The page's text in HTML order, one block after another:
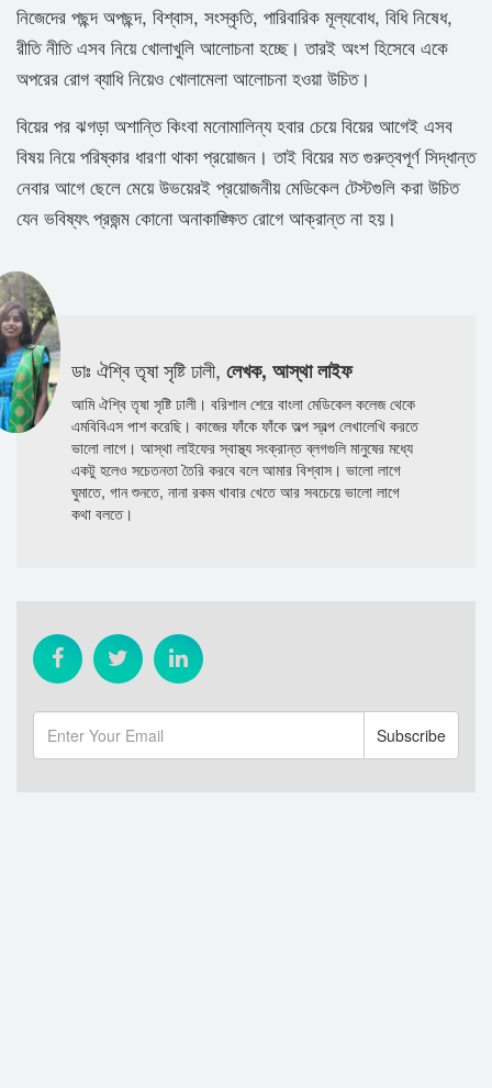
নিজেদের পছন্দ অপছন্দ, বিশ্বাস, সংস্কৃতি, পারিবারিক মূল্যবোধ, বিধি নিষেধ,
রীতি নীতি এসব নিয়ে খোলাখুলি আলোচনা হচ্ছে। তারই অংশ হিসেবে একে
অপরের রোগ ব্যাধি নিয়েও খোলামেলা আলোচনা হওয়া উচিত।
বিয়ের পর ঝগড়া অশান্তি কিংবা মনোমালিন্য হবার চেয়ে বিয়ের আগেই এসব
বিষয় নিয়ে পরিষ্কার ধারণা থাকা প্রয়োজন। তাই বিয়ের মত গুরুত্বপূর্ণ সিদ্ধান্ত
নেবার আগে ছেলে মেয়ে উভয়েরই প্রয়োজনীয় মেডিকেল টেস্টগুলি করা উচিত
যেন ভবিষ্যৎ প্রজন্ম কোনো অনাকাঙ্ক্ষিত রোগে আক্রান্ত না হয়।
ডাঃ ঐশ্বি তৃষা সৃষ্টি ঢালী, লেখক, আস্থা লাইফ
আমি ঐশ্বি তৃষা সৃষ্টি ঢালী। বরিশাল শেরে বাংলা মেডিকেল কলেজ থেকে
এমবিবিএস পাশ করেছি। কাজের ফাঁকে ফাঁকে অল্প স্বল্প লেখালেখি করতে
ভালো লাগে। আস্থা লাইফের স্বাস্থ্য সংক্রান্ত ব্লগগুলি মানুষের মধ্যে
একটু হলেও সচেতনতা তৈরি করবে বলে আমার বিশ্বাস। ভালো লাগে
ঘুমাতে, গান শুনতে, নানা রকম খাবার খেতে আর সবচেয়ে ভালো লাগে
কথা বলতে।